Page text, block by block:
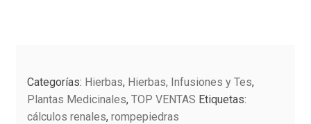
la
página
de
múltiples
variantes.
Las
Categorías: Hierbas, Hierbas, Infusiones y Tes,
Plantas Medicinales, TOP VENTAS Etiquetas:
cálculos renales, rompepiedras